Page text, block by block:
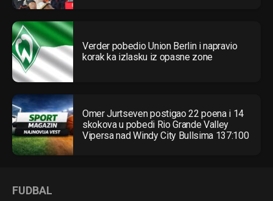
Verder pobedio Union Berlin i napravio
korak ka izlasku iz opasne zone
Omer Jurtseven postigao 22 poena i 14
skokova u pobedi Rio Grande Valley
Vipersa nad Windy City Bullsima 137:100
FUDBAL